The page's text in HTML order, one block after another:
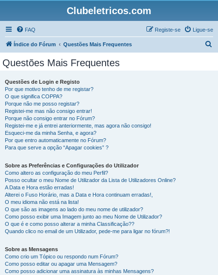
Clubeletricos.com
FAQ Ligue-se
Registe-se
Índice do Fórum Questões Mais Frequentes
Questões Mais Frequentes
Questões de Login e Registo
Por que motivo tenho de me registar?
O que significa COPPA?
Porque não me posso registar?
Registei-me mas não consigo entrar!
Porque não consigo entrar no Fórum?
Registei-me e já entrei anteriormente, mas agora não consigo!
Esqueci-me da minha Senha, e agora?
Por que entro automaticamente no Fórum?
Para que serve a opção “Apagar cookies” ?
Sobre as Preferências e Configurações do Utilizador
Como altero as configuração do meu Perfil?
Posso ocultar o meu Nome de Utilizador da Lista de Utilizadores Online?
A Data e Hora estão erradas!
Alterei o Fuso Horário, mas a Data e Hora continuam erradas!,
O meu idioma não está na lista!
O que são as imagens ao lado do meu nome de utilizador?
Como posso exibir uma Imagem junto ao meu Nome de Utilizador?
O que é e como posso alterar a minha Classificação??
Quando clico no email de um Utilizador, pede-me para ligar no fórum?!
Sobre as Mensagens
Como crio um Tópico ou respondo num Fórum?
Como posso editar ou apagar uma Mensagem?
Como posso adicionar uma assinatura às minhas Mensagens?